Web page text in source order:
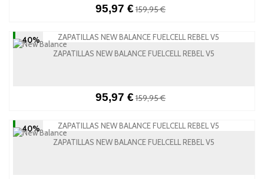
95,97 € 159,95 €
-40%
ZAPATILLAS NEW BALANCE FUELCELL REBEL V5
95,97 € 159,95 €
-40%
ZAPATILLAS NEW BALANCE FUELCELL REBEL V5